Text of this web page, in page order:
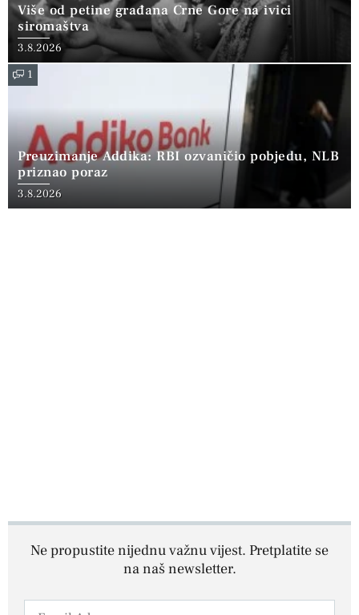
Više od petine građana Crne Gore na ivici
siromaštva
3.8.2026
1
Preuzimanje Addika: RBI ozvaničio pobjedu, NLB
priznao poraz
3.8.2026
Ne propustite nijednu važnu vijest. Pretplatite se
na naš newsletter.